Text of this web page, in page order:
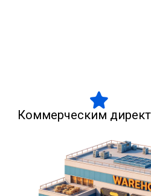
Коммерческим